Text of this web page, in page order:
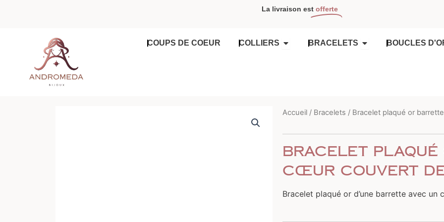
La livraison est offerte
COUPS DE COEUR COLLIERS OUVRIR COLLIERS
BRACELETS OUVRIR BRACELETS
BOUCLES
Accueil / Bracelets / Bracelet plaqué or
Bracelet
cœur couvert
Bracelet plaqué or d’une barrette avec